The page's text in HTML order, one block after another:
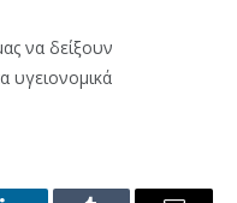
να δείξουν
υγειονομικά